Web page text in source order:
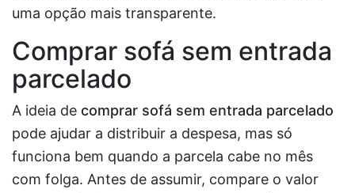
uma opção mais transparente.
Comprar sofá sem entrada
parcelado
A ideia de comprar sofá sem entrada parcelado
pode ajudar a distribuir a despesa, mas só
funciona bem quando a parcela cabe no mês
com folga. Antes de assumir, compare o valor